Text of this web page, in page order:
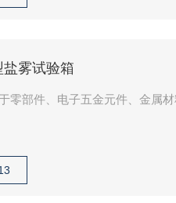
雾试验箱
零部件、电子五金元件、金属